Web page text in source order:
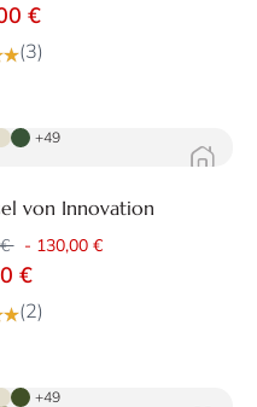
€
(3)
+49
von Innovation
- 130,00 €
€
(2)
+49